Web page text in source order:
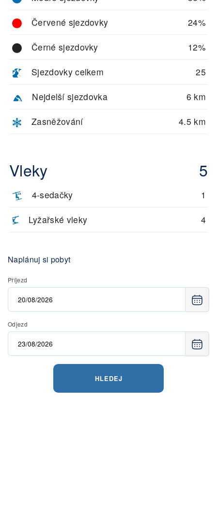
Červené sjezdovky 24%
Černé sjezdovky 12%
Sjezdovky celkem 25
Nejdelší sjezdovka 6 km
Zasněžování 4.5 km
Vleky 5
4-sedačky 1
Lyžařské vleky 4
Naplánuj si pobyt
Příjezd
Odjezd
HLEDEJ